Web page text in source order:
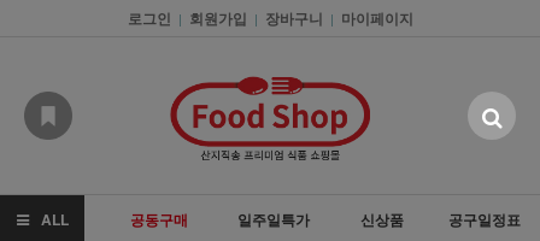
로그인 | 회원가입 | 장바구니 | 마이페이지
ALL 공동구매 일주일특가 신상품
공구일정표